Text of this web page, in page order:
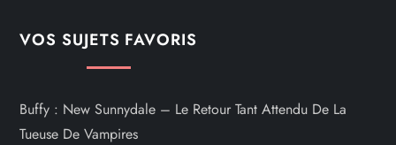
VOS SUJETS FAVORIS
Buffy : New Sunnydale – Le Retour Tant Attendu De La
Tueuse De Vampires